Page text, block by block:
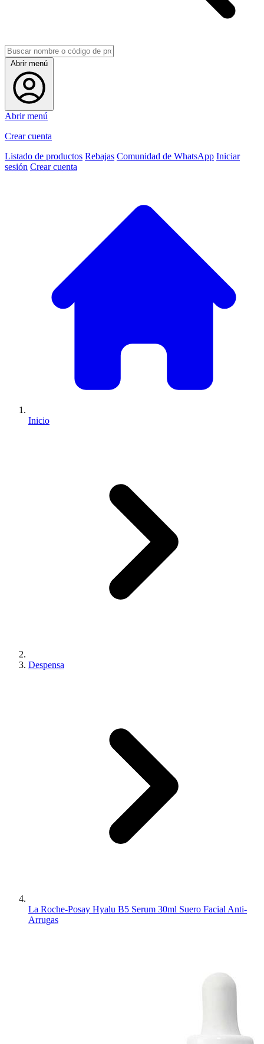
Abrir menú
Abrir menú
Crear cuenta
Listado de productos Rebajas Comunidad de WhatsApp Iniciar
sesión Crear cuenta
Inicio
Despensa
La Roche-Posay Hyalu B5 Serum 30ml Suero Facial Anti-
Arrugas